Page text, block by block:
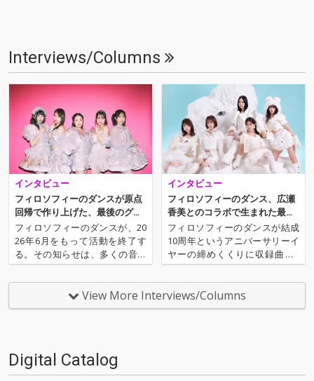
Interviews/Columns
インタビュー
フィロソフィーのダンスが原点
回帰で作り上げた、最後のグル
ーヴ
フィロソフィーのダンスが、20
26年6月をもって活動を終了す
る。その知らせは、多くの音楽
ファンに衝撃を与えた。ベス
ト・アルバム『Dance to the M
usic～Journey with Philosophy
no Dance～』に収録されたラス
インタビュー
フィロソフィーのダンス、広瀬
香美とのコラボで生まれた最強
ファンキー・ウィンター・チュ
ーン！
フィロソフィーのダンスが結成
10周年というアニバーサリーイ
ヤーの締めくくりに収録曲全4
曲すべてがウィンター・ソング
というシングル『ゲレンデ・フ
ァンキー・ラブ』をリリースす
る。広瀬香美が手がけた表題曲
View More Interviews/Columns
Digital Catalog